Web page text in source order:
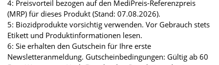
4: Preisvorteil bezogen auf den MediPreis-Referenzpreis
(MRP) für dieses Produkt (Stand: 07.08.2026).
5: Biozidprodukte vorsichtig verwenden. Vor Gebrauch stets
Etikett und Produktinformationen lesen.
6: Sie erhalten den Gutschein für Ihre erste
Newsletteranmeldung. Gutscheinbedingungen: Gültig ab 60